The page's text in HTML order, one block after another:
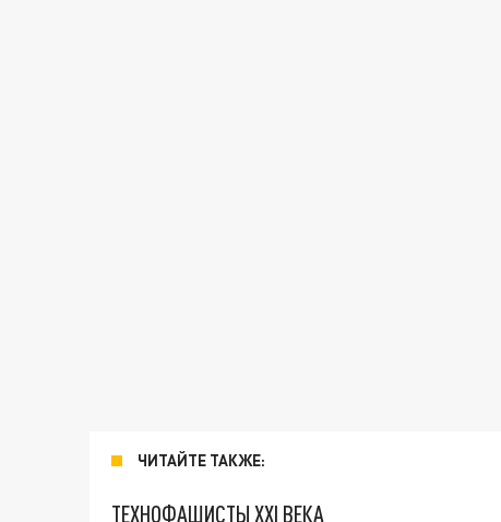
ЧИТАЙТЕ ТАКЖЕ:
ТЕХНОФАШИСТЫ XXI ВЕКА